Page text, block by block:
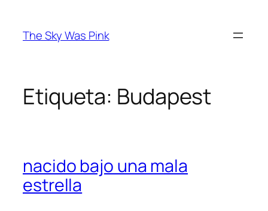
contenido
The Sky Was Pink
Etiqueta: Budapest
nacido bajo una mala
estrella